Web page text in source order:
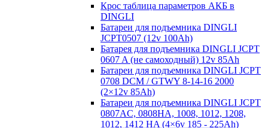
Крос таблица параметров АКБ в
DINGLI
Батареи для подъемника DINGLI
JCPT0507 (12v 100Ah)
Батарея для подъемника DINGLI JCPT
0607 A (не самоходный) 12v 85Ah
Батареи для подъемника DINGLI JCPT
0708 DCM / GTWY 8-14-16 2000
(2×12v 85Ah)
Батареи для подъемника DINGLI JCPT
0807AC, 0808HA, 1008, 1012, 1208,
1012, 1412 HA (4×6v 185 - 225Ah)